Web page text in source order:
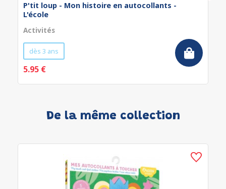
P'tit loup - Mon histoire en autocollants -
L'école
Activités
dès 3 ans
5.95 €
De la même collection